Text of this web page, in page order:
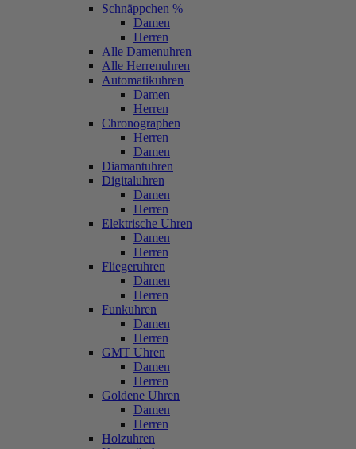
Schnäppchen %
Damen
Herren
Alle Damenuhren
Alle Herrenuhren
Automatikuhren
Damen
Herren
Chronographen
Herren
Damen
Diamantuhren
Digitaluhren
Damen
Herren
Elektrische Uhren
Damen
Herren
Fliegeruhren
Damen
Herren
Funkuhren
Damen
Herren
GMT Uhren
Damen
Herren
Goldene Uhren
Damen
Herren
Holzuhren